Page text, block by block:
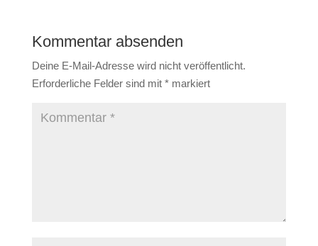
Kommentar absenden
Deine E-Mail-Adresse wird nicht veröffentlicht.
Erforderliche Felder sind mit *markiert